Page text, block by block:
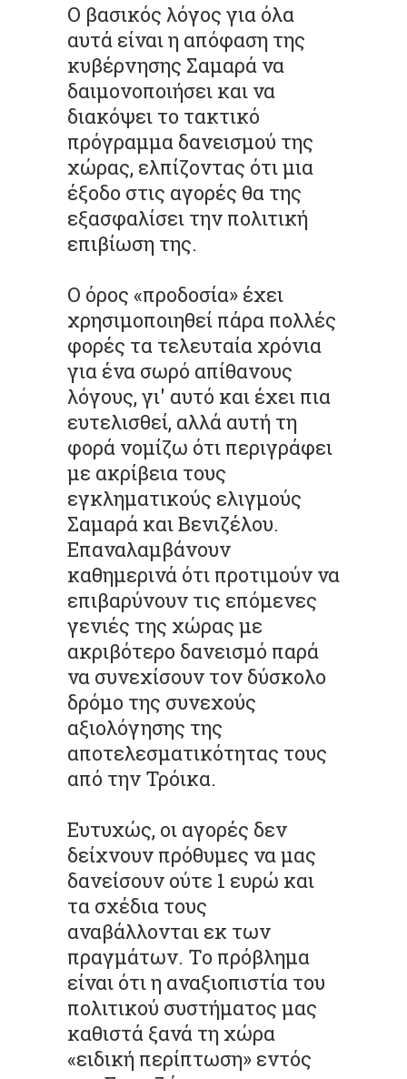
Ο βασικός λόγος για όλα
αυτά είναι η απόφαση της
κυβέρνησης Σαμαρά να
δαιμονοποιήσει και να
διακόψει το τακτικό
πρόγραμμα δανεισμού της
χώρας, ελπίζοντας ότι μια
έξοδο στις αγορές θα της
εξασφαλίσει την πολιτική
επιβίωση της.
Ο όρος «προδοσία» έχει
χρησιμοποιηθεί πάρα πολλές
φορές τα τελευταία χρόνια
για ένα σωρό απίθανους
λόγους, γι' αυτό και έχει πια
ευτελισθεί, αλλά αυτή τη
φορά νομίζω ότι περιγράφει
με ακρίβεια τους
εγκληματικούς ελιγμούς
Σαμαρά και Βενιζέλου.
Επαναλαμβάνουν
καθημερινά ότι προτιμούν να
επιβαρύνουν τις επόμενες
γενιές της χώρας με
ακριβότερο δανεισμό παρά
να συνεχίσουν τον δύσκολο
δρόμο της συνεχούς
αξιολόγησης της
αποτελεσματικότητας τους
από την Τρόικα.
Ευτυχώς, οι αγορές δεν
δείχνουν πρόθυμες να μας
δανείσουν ούτε 1 ευρώ και
τα σχέδια τους
αναβάλλονται εκ των
πραγμάτων. Το πρόβλημα
είναι ότι η αναξιοπιστία του
πολιτικού συστήματος μας
καθιστά ξανά τη χώρα
«ειδική περίπτωση» εντός